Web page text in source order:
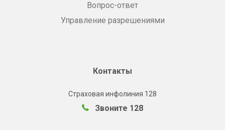
Вопрос-ответ
Управление разрешениями
Контакты
Страховая инфолиния 128
Звоните 128